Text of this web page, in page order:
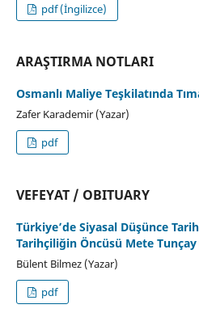
pdf (İngilizce)
ARAŞTIRMA NOTLARI
Osmanlı Maliye Teşkilatında
Zafer Karademir (Yazar)
pdf
VEFEYAT / OBITUARY
Türkiye’de Siyasal Düşünce
Tarihçiliğin Öncüsü Mete Tunçay
Bülent Bilmez (Yazar)
pdf